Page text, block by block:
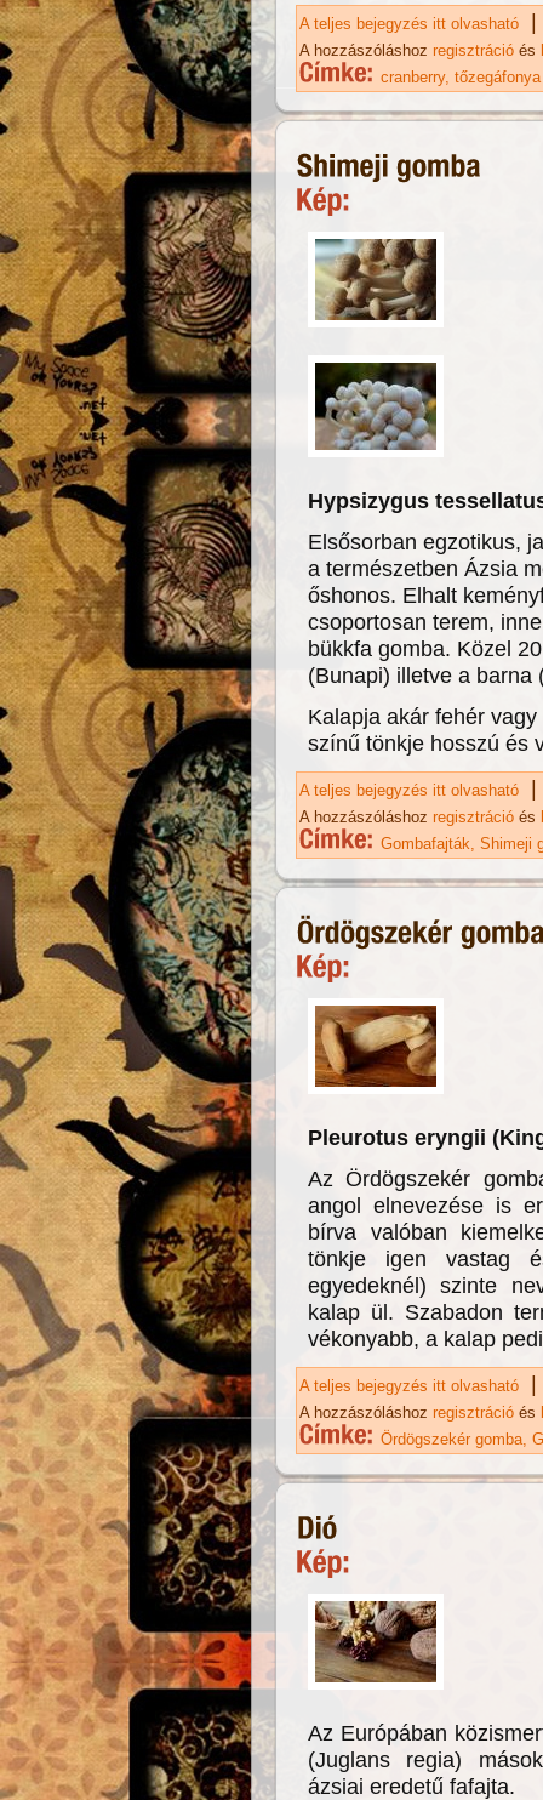
A teljes bejegyzés itt olvasható |
A hozzászóláshoz regisztráció és
cranberry tőzegáfonya
Hypsizygus
Elsősorban egzotikus,
a természetben Ázsia
őshonos. Elhalt
csoportosan terem,
bükkfa gomba. Közel
(Bunapi) illetve a barna
Kalapja akár fehér
színű tönkje hosszú és
A teljes bejegyzés itt olvasható |
A hozzászóláshoz regisztráció és
Gombafajták Shimeji
Pleurotus eryngii
Az Ördögszekér
angol elnevezése is
bírva valóban
tönkje igen vastag
egyedeknél) szinte
kalap ül. Szabadon
vékonyabb, a kalap
A teljes bejegyzés itt olvasható |
A hozzászóláshoz regisztráció és
Ördögszekér gomba
Az Európában
(Juglans regia)
ázsiai eredetű fafajta.